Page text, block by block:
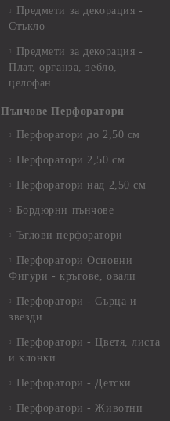
Предмети за декорация -
Стъкло
Предмети за декорация -
Плат, органза, зебло,
целофан
Пънчове Перфоратори
Перфоратори до 2,50 см
Перфоратори 2,50 см
Перфоратори над 2,50 см
Бордюрни пънчове
Ъглови перфоратори
Перфоратори Основни
Фигури - кръгове, овали
Перфоратори - Сърца и
звезди
Перфоратори - Цветя, листа
и клонки
Перфоратори - Детски
Перфоратори - Животни